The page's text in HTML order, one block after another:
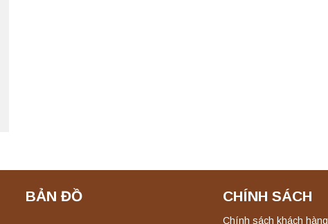
BẢN ĐỒ CHÍNH SÁCH
Chính sách khách hàng